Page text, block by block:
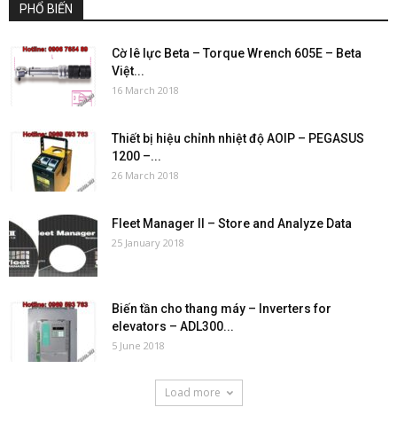
PHỔ BIẾN
Cờ lê lực Beta – Torque Wrench 605E – Beta
Việt...
16 March 2018
Thiết bị hiệu chỉnh nhiệt độ AOIP – PEGASUS
1200 –...
26 March 2018
Fleet Manager II – Store and Analyze Data
25 January 2018
Biến tần cho thang máy – Inverters for
elevators – ADL300...
5 June 2018
Load more